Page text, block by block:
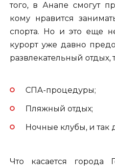
того, в Анапе смогут
кому нравится
спорта. Но и это еще
курорт уже давно
развлекательный отдых,
СПА-процедуры;
Пляжный отдых;
Ночные клубы, и так
Что касается города